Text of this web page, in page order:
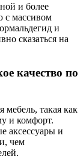
и более
с массивом
и
сказаться на
качество по
мебель, такая как
и комфорт.
аксессуары и
чем